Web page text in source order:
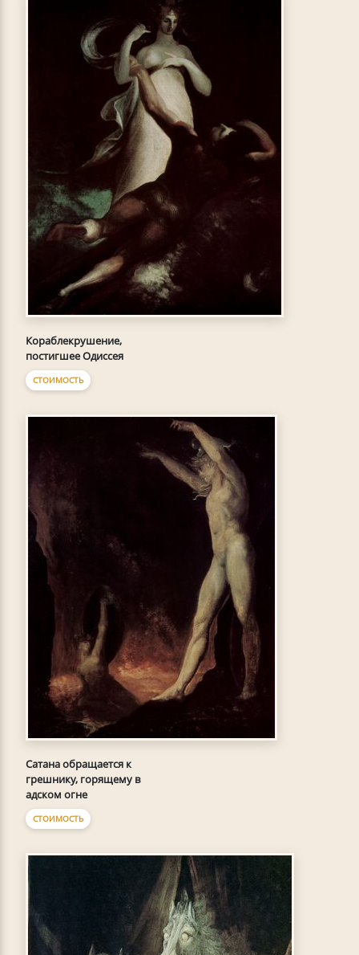
Кораблекрушение,
постигшее Одиссея
СТОИМОСТЬ
Сатана обращается к
грешнику, горящему в
адском огне
СТОИМОСТЬ